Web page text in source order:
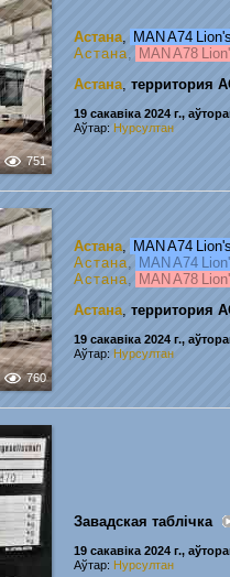
751
Астана, MAN A74
Астана, MAN A78
Астана, территория
19 сакавіка 2024 г.,
Аўтар: Нурсултан
760
Астана, MAN A74
Астана, MAN A74
Астана, MAN A78
Астана, территория
19 сакавіка 2024 г.,
Аўтар: Нурсултан
Завадская таблічка
19 сакавіка 2024 г.,
Аўтар: Нурсултан